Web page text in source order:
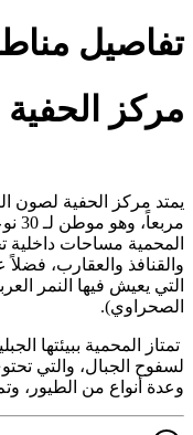
تفاصيل
مركز الحفية
المحمية مساحات
والقنافذ والعقارب،
التي يعيش فيها النمر
الصحراوي).
تمتاز المحمية ببيئتها
لسفوح الجبال، والتي
وعدة أنواع من الطيور،